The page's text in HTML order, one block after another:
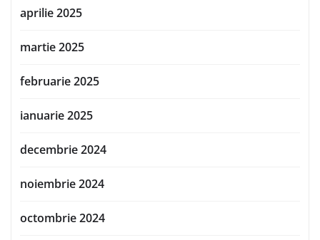
aprilie 2025
martie 2025
februarie 2025
ianuarie 2025
decembrie 2024
noiembrie 2024
octombrie 2024